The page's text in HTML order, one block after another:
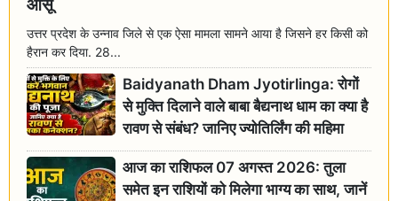
आंसू
उत्तर प्रदेश के उन्नाव जिले से एक ऐसा मामला सामने आया है जिसने हर किसी को
हैरान कर दिया. 28...
Baidyanath Dham Jyotirlinga: रोगों
से मुक्ति दिलाने वाले बाबा बैद्यनाथ धाम का क्या है
रावण से संबंध? जानिए ज्योतिर्लिंग की महिमा
आज का राशिफल 07 अगस्त 2026: तुला
समेत इन राशियों को मिलेगा भाग्य का साथ, जानें